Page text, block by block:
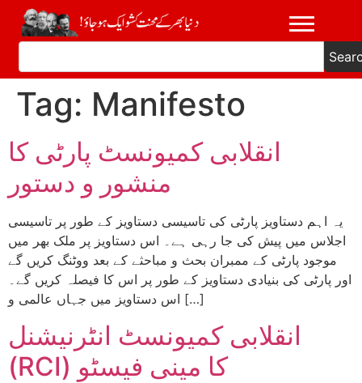
Tag: Manifesto
انقلابی کمیونسٹ پارٹی کا
منشور و دستور
یہ اہم دستاویز پارٹی کی تاسیسی دستاویز کے طور پر تاسیسی
اجلاس میں پیش کی جا رہی ہے۔ اس دستاویز پر ملک بھر میں
موجود پارٹی کے ممبران بحث و مباحثے کے بعد ووٹنگ کریں گے
اور پارٹی کی بنیادی دستاویز کے طور پر اس کا فیصلہ کریں گے۔
اس دستاویز میں جہاں عالمی و […]
انقلابی کمیونسٹ انٹرنیشنل
(RCI) کا مینی فیسٹو